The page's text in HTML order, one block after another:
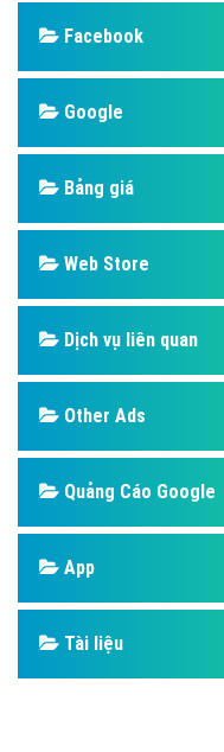
Design
SEO
Banner
Facebook
Google